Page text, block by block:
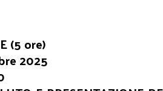
(5 ore)
2025